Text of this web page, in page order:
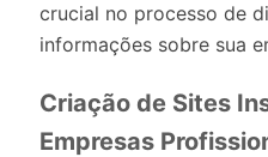
crucial no processo de
informações sobre sua
Criação de Sites
Empresas